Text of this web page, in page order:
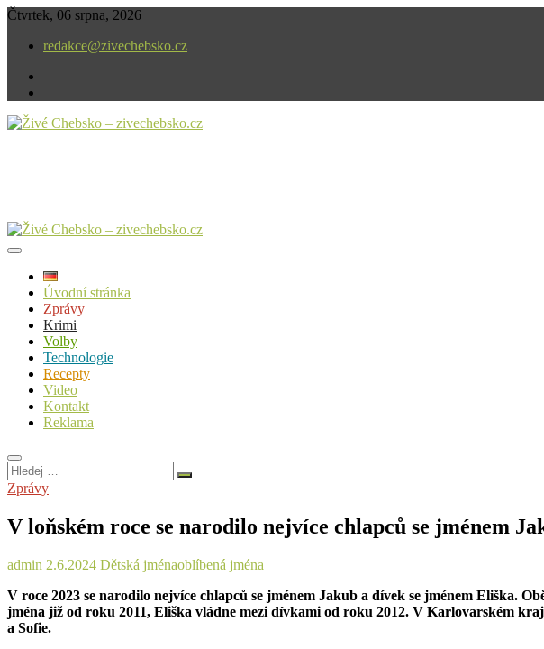
Skip
content
Čtvrtek, 06 srpna, 2026
redakce@zivechebsko.cz
Úvodní stránka
Zprávy
Krimi
Volby
Technologie
Recepty
Video
Kontakt
Reklama
Hledej
…
Zprávy
V loňském roce se narodilo nejvíce chlapců se jménem
admin 2.6.2024 Dětská jménaoblíbená jména
V roce 2023 se narodilo nejvíce chlapců se jménem Jakub a dívek se jménem Eliška.
jména již od roku 2011, Eliška vládne mezi dívkami od roku 2012. V Karlovarském
a Sofie.